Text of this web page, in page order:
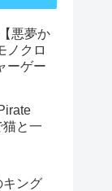
悪夢か
ノクロ
ーゲー
猫と一
キング